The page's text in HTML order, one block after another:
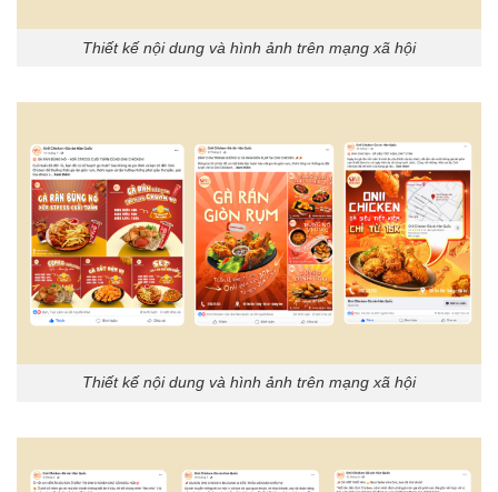
Thiết kế nội dung và hình ảnh trên mạng xã hội
Thiết kế nội dung và hình ảnh trên mạng xã hội